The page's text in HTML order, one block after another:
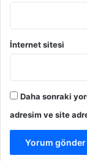
İnternet sitesi
Daha sonraki
adresim ve site